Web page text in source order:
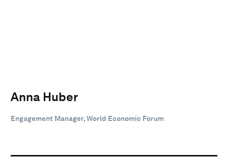
Anna Huber
Engagement Manager, World Economic Forum